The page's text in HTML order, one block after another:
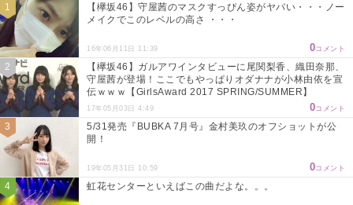
【欅坂46】守屋茜のマスクすっぴん姿がヤバい・・・ノー
メイクでこのレベルの高さ ・・・
16年06月11日 11:39 0コメント
【欅坂46】ガルアワインタビューに尾関梨香、織田奈那、
守屋茜が登場！ここでもやっぱりオダナナが小林由依を宣
伝ｗｗｗ【GirlsAward 2017 SPRING/SUMMER】
17年05月03日 4:49 0コメント
5/31発売『BUBKA 7月号』金村美玖のオフショットが公
開！
19年05月31日 10:59 0コメント
虹花センターといえばこの曲だよな。。。